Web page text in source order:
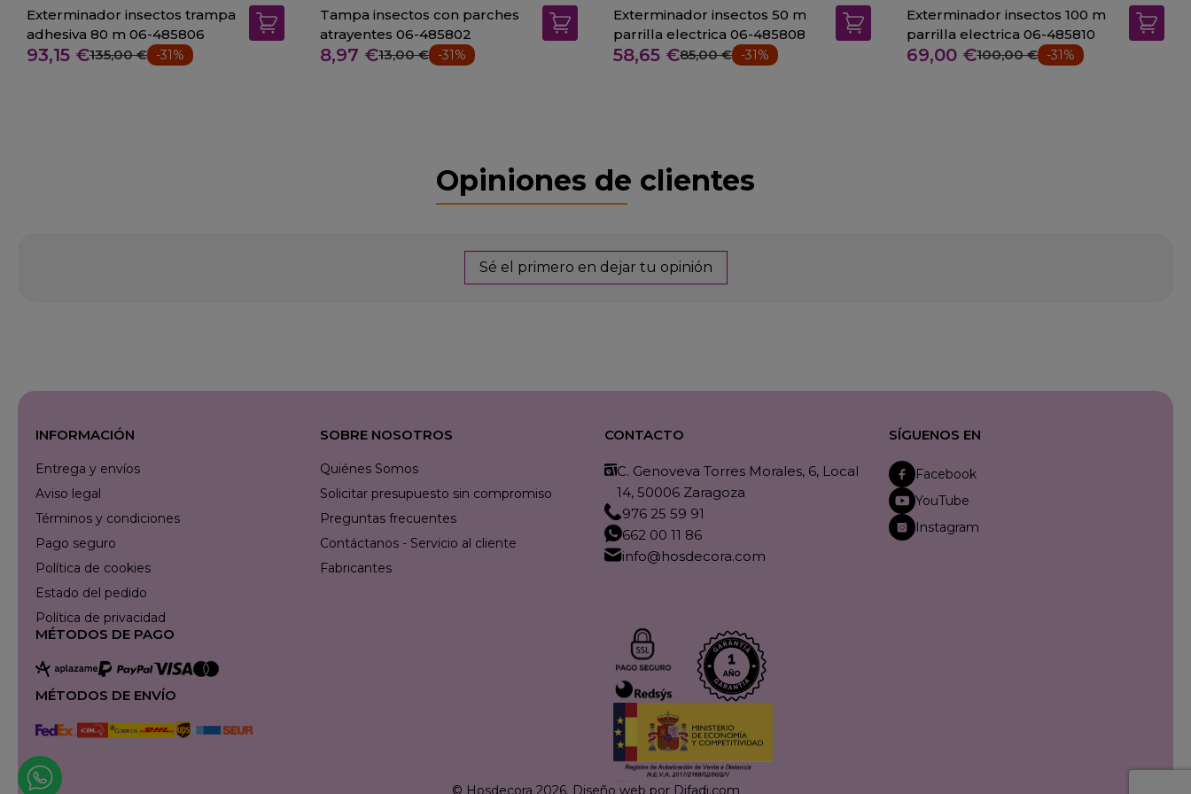
Exterminador insectos trampa
adhesiva 80 m 06-485806
93,15 €135,00 € -31%
Tampa insectos con parches
atrayentes 06-485802
8,97 €13,00 € -31%
Exterminador insectos 50 m
parrilla electrica 06-485808
58,65 €85,00 € -31%
Exterminador insectos 100 m
parrilla electrica 06-485810
69,00 €100,00 € -31%
Opiniones de clientes
Sé el primero en dejar tu opinión
INFORMACIÓN
Entrega y envíos
Aviso legal
Términos y condiciones
Pago seguro
Política de cookies
Estado del pedido
Política de privacidad
SOBRE NOSOTROS
Quiénes Somos
Solicitar presupuesto sin compromiso
Preguntas frecuentes
Contáctanos - Servicio al cliente
Fabricantes
CONTACTO
C. Genoveva Torres Morales, 6, Local
14, 50006 Zaragoza
976 25 59 91
662 00 11 86
info@hosdecora.com
SÍGUENOS EN
Facebook
YouTube
Instagram
MÉTODOS DE PAGO
MÉTODOS DE ENVÍO
© Hosdecora 2026. Diseño web por Difadi.com